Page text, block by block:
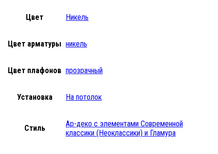
Цвет Никель
Цвет арматуры никель
Цвет плафонов прозрачный
Установка На потолок
Стиль
Ар-деко с элементами Современной
классики (Неоклассики) и Гламура